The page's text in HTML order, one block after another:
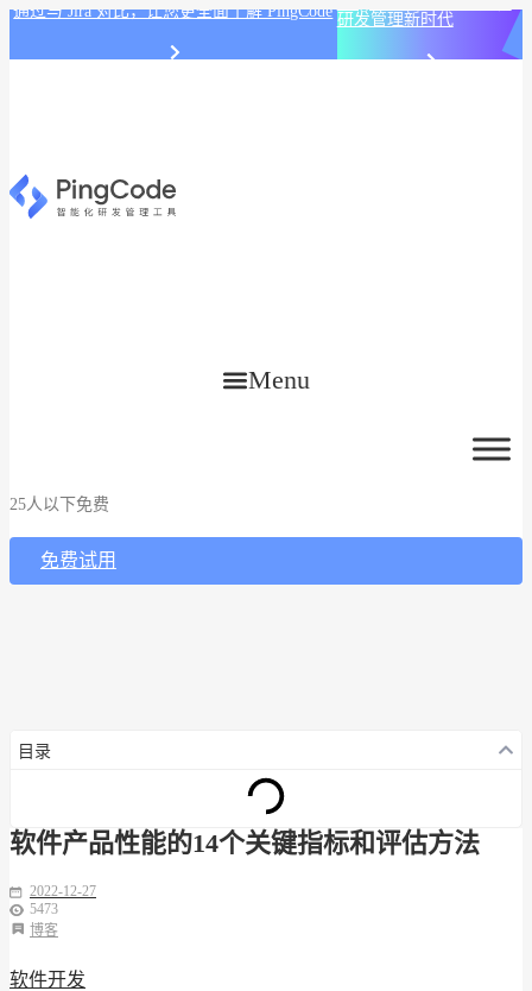
通过与 Jira 对比，让您更全面了解 PingCode 研发管理新时代
Menu
25人以下免费
免费试用
目录
软件产品性能的14个关键指标和评估方法
2022-12-27
5473
博客
软件开发